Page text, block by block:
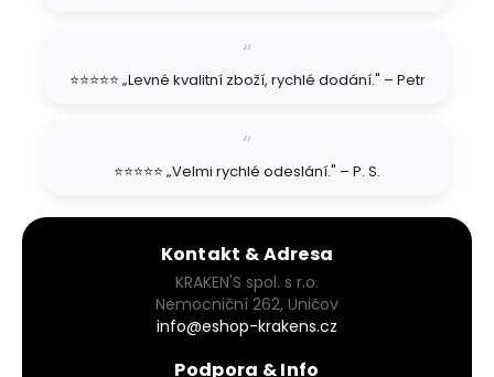
⭐⭐⭐⭐⭐ „Levné kvalitní zboží, rychlé dodání." – Petr
⭐⭐⭐⭐⭐ „Velmi rychlé odeslání." – P. S.
Kontakt & Adresa
KRAKEN'S spol. s r.o.
Nemocniční 262, Uničov
info@eshop-krakens.cz
Podpora & Info